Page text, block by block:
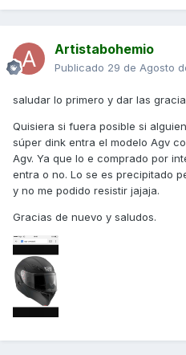
Artistabohemio
Publicado 29 de Agosto
saludar lo primero y dar las
Quisiera si fuera posible si
súper dink entra el modelo Agv
Agv. Ya que lo e comprado por
entra o no. Lo se es precipitado
y no me podido resistir jajaja.
Gracias de nuevo y saludos.